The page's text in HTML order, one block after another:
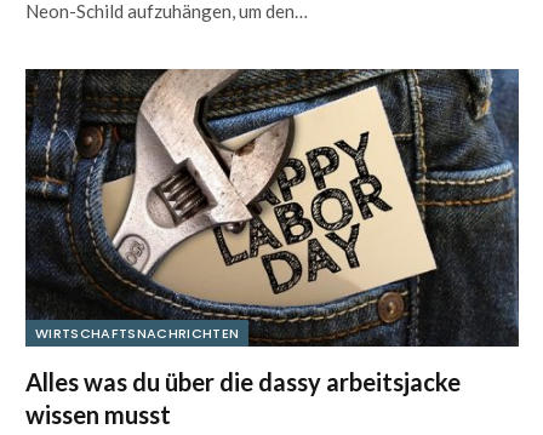
Neon-Schild aufzuhängen, um den…
WIRTSCHAFTSNACHRICHTEN
Alles was du über die dassy arbeitsjacke
wissen musst